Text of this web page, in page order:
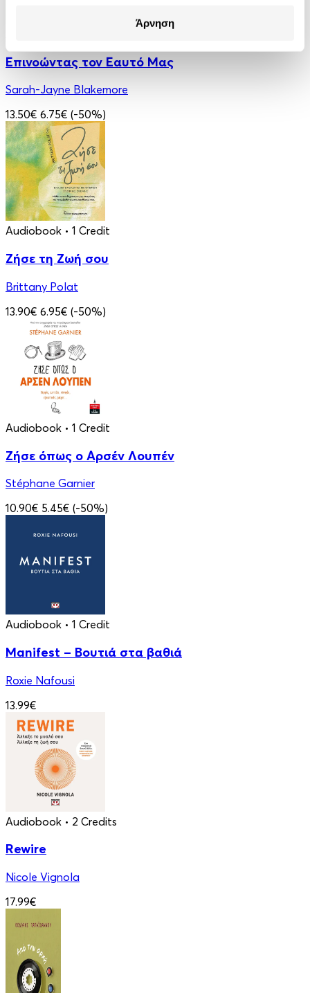
Άρνηση
Επινοώντας τον Εαυτό Μας
Sarah-Jayne Blakemore
13.50€ 6.75€ (-50%)
Audiobook • 1 Credit
Ζήσε τη Ζωή σου
Brittany Polat
13.90€ 6.95€ (-50%)
Audiobook • 1 Credit
Ζήσε όπως ο Αρσέν Λουπέν
Stéphane Garnier
10.90€ 5.45€ (-50%)
Audiobook • 1 Credit
Manifest – Βουτιά στα βαθιά
Roxie Nafousi
13.99€
Audiobook • 2 Credits
Rewire
Nicole Vignola
17.99€